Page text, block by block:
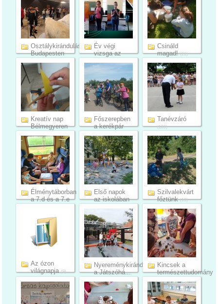
Osztálykirándulás
Budapesten
Év végi
vizsga az
Műv...
Csináld
magad! (21)
Kreatív nap
Bélmegyeren
Főszerepben
a kerékpár
Tanévzáró
(189)
Élménytáborban
a 7.d és a 7.e
Első napok
az iskolában
Szilvalekvárt
főztünk (19)
Az ózon
világnapja (9)
Nyereménykirándulás
a Játszóhá...
Kincsek a
természettudomány